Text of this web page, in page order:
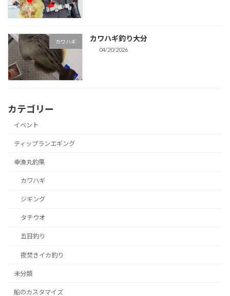
カワハギ カワハギ釣り大分
04/20/2026
カテゴリー
イベント
ティップランエギング
幸漁丸釣果
カワハギ
ジギング
タチウオ
五目釣り
夜焚きイカ釣り
未分類
船のカスタマイズ